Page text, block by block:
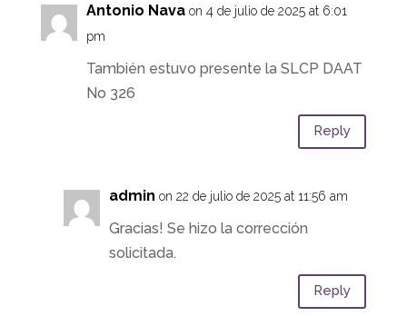
Antonio Nava on 4 de julio de 2025 at 6:01
pm
También estuvo presente la SLCP DAAT
No 326
Reply
admin on 22 de julio de 2025 at 11:56 am
Gracias! Se hizo la corrección
solicitada.
Reply